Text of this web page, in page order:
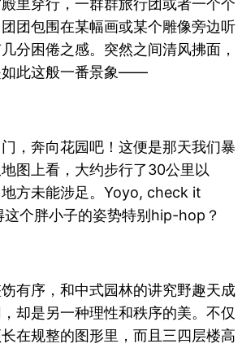
里穿行，一群群旅行团或者一个个
团包围在某幅画或某个雕像旁边听
分困倦之感。突然之间清风拂面，
如此这般一番景象——
，奔向花园吧！这便是那天我们暴
图上看，大约步行了30公里以
地方未能涉足。Yoyo, check it
个胖小子的姿势特别hip-hop？
有序，和中式园林的讲究野趣天成
却是另一种理性和秩序的美。不仅
在规整的图形里，而且三四层楼高